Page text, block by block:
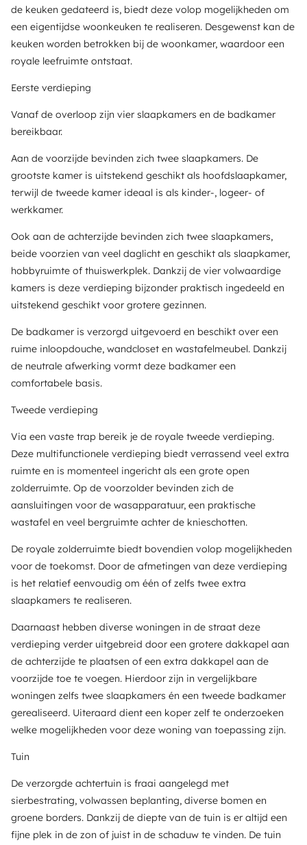
de keuken gedateerd is, biedt deze volop mogelijkheden om
een eigentijdse woonkeuken te realiseren. Desgewenst kan de
keuken worden betrokken bij de woonkamer, waardoor een
royale leefruimte ontstaat.
Eerste verdieping
Vanaf de overloop zijn vier slaapkamers en de badkamer
bereikbaar.
Aan de voorzijde bevinden zich twee slaapkamers. De
grootste kamer is uitstekend geschikt als hoofdslaapkamer,
terwijl de tweede kamer ideaal is als kinder-, logeer- of
werkkamer.
Ook aan de achterzijde bevinden zich twee slaapkamers,
beide voorzien van veel daglicht en geschikt als slaapkamer,
hobbyruimte of thuiswerkplek. Dankzij de vier volwaardige
kamers is deze verdieping bijzonder praktisch ingedeeld en
uitstekend geschikt voor grotere gezinnen.
De badkamer is verzorgd uitgevoerd en beschikt over een
ruime inloopdouche, wandcloset en wastafelmeubel. Dankzij
de neutrale afwerking vormt deze badkamer een
comfortabele basis.
Tweede verdieping
Via een vaste trap bereik je de royale tweede verdieping.
Deze multifunctionele verdieping biedt verrassend veel extra
ruimte en is momenteel ingericht als een grote open
zolderruimte. Op de voorzolder bevinden zich de
aansluitingen voor de wasapparatuur, een praktische
wastafel en veel bergruimte achter de knieschotten.
De royale zolderruimte biedt bovendien volop mogelijkheden
voor de toekomst. Door de afmetingen van deze verdieping
is het relatief eenvoudig om één of zelfs twee extra
slaapkamers te realiseren.
Daarnaast hebben diverse woningen in de straat deze
verdieping verder uitgebreid door een grotere dakkapel aan
de achterzijde te plaatsen of een extra dakkapel aan de
voorzijde toe te voegen. Hierdoor zijn in vergelijkbare
woningen zelfs twee slaapkamers én een tweede badkamer
gerealiseerd. Uiteraard dient een koper zelf te onderzoeken
welke mogelijkheden voor deze woning van toepassing zijn.
Tuin
De verzorgde achtertuin is fraai aangelegd met
sierbestrating, volwassen beplanting, diverse bomen en
groene borders. Dankzij de diepte van de tuin is er altijd een
fijne plek in de zon of juist in de schaduw te vinden. De tuin